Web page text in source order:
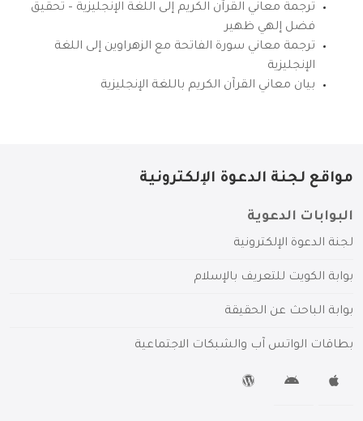
ترجمة معاني القرآن الكريم إلى اللغة الإنجليزية – تحقيق
فضل إلهي ظهير
ترجمة معاني سورة الفاتحة مع الزهراوين إلى اللغة
الإنجليزية
بيان معاني القرآن الكريم باللغة الإنجليزية
مواقع لجنة الدعوة الإلكترونية
البوابات الدعوية
لجنة الدعوة الإلكترونية
بوابة الكويت للتعريف بالإسلام
بوابة الباحث عن الحقيقة
بطاقات الواتس آب والشبكات الاجتماعية